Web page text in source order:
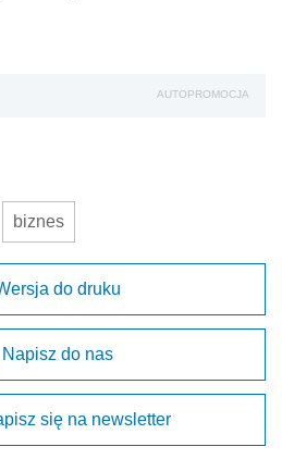
AUTOPROMOCJA
biznes
do druku
Napisz do nas
się na newsletter